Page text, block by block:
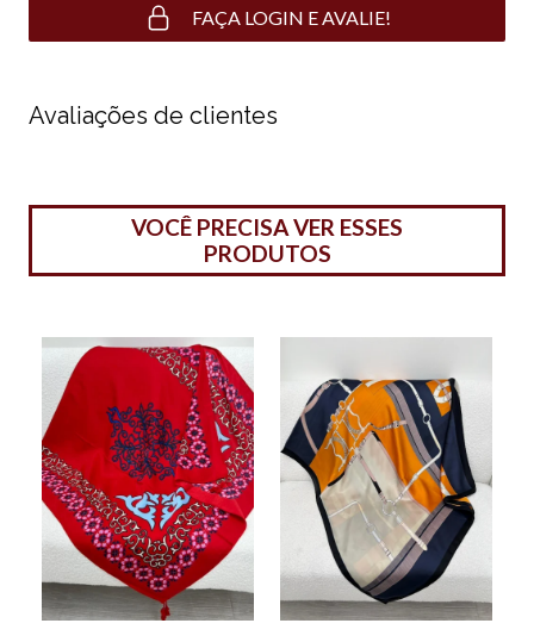
FAÇA LOGIN E AVALIE!
Avaliações de clientes
VOCÊ PRECISA VER ESSES
PRODUTOS